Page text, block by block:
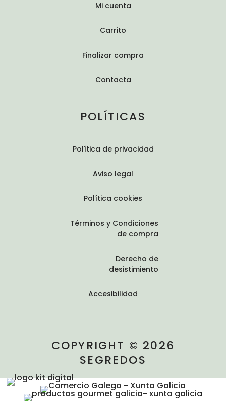
Mi cuenta
Carrito
Finalizar compra
Contacta
POLÍTICAS
Política de privacidad
Aviso legal
Política cookies
Términos y Condiciones
de compra
Derecho de
desistimiento
Accesibilidad
COPYRIGHT © 2026
SEGREDOS